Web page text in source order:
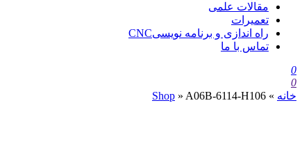
مقالات علمی
تعمیرات
راه اندازی و برنامه نویسیCNC
تماس با ما
0
0
خانه »
Shop » A06B-6114-H106